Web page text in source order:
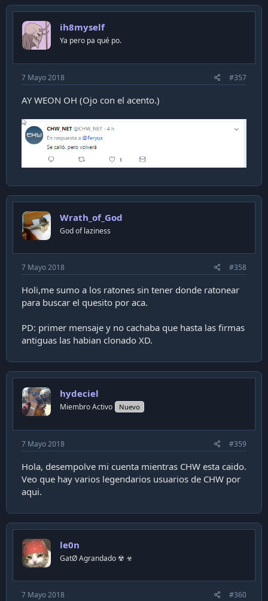
ih8myself
Ya pero pa qué po.
7 Mayo 2018 #357
AY WEON OH (Ojo con el acento.)
Wrath_of_God
God of laziness
7 Mayo 2018 #358
Holi,me sumo a los ratones sin tener donde ratonear
para buscar el quesito por aca.
PD: primer mensaje y no cachaba que hasta las firmas
antiguas las habian clonado XD.
hydeciel
Miembro Activo Nuevo
7 Mayo 2018 #359
Hola, desempolve mi cuenta mientras CHW esta caido.
Veo que hay varios legendarios usuarios de CHW por
aqui.
le0n
GatØ Agrandado ☢ ☣
7 Mayo 2018 #360